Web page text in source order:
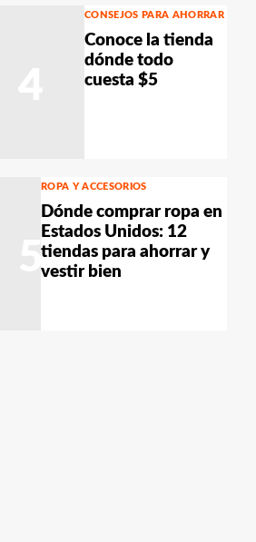
CONSEJOS PARA AHORRAR
Conoce la tienda
dónde todo
cuesta $5
5
ROPA Y ACCESORIOS
Dónde comprar ropa en
Estados Unidos: 12
tiendas para ahorrar y
vestir bien